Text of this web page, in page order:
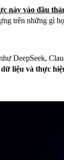
này vào đầu
trên những gì
DeepSeek,
liệu và thực